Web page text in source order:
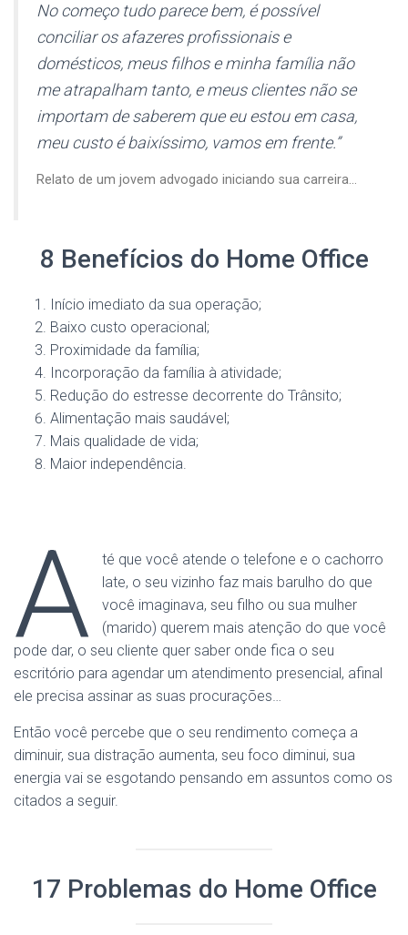
No começo tudo parece bem, é possível
conciliar os afazeres profissionais e
domésticos, meus filhos e minha família não
me atrapalham tanto, e meus clientes não se
importam de saberem que eu estou em casa,
meu custo é baixíssimo, vamos em frente.”
Relato de um jovem advogado iniciando sua carreira…
8 Benefícios do Home Office
Início imediato da sua operação;
Baixo custo operacional;
Proximidade da família;
Incorporação da família à atividade;
Redução do estresse decorrente do Trânsito;
Alimentação mais saudável;
Mais qualidade de vida;
Maior independência.
A
té que você atende o telefone e o cachorro
late, o seu vizinho faz mais barulho do que
você imaginava, seu filho ou sua mulher
(marido) querem mais atenção do que você
pode dar, o seu cliente quer saber onde fica o seu
escritório para agendar um atendimento presencial, afinal
ele precisa assinar as suas procurações…
Então você percebe que o seu rendimento começa a
diminuir, sua distração aumenta, seu foco diminui, sua
energia vai se esgotando pensando em assuntos como os
citados a seguir.
17 Problemas do Home Office